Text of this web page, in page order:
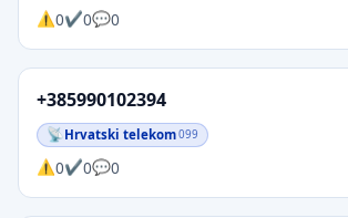
0 0 0
+385990102394
Hrvatski telekom099
0 0 0